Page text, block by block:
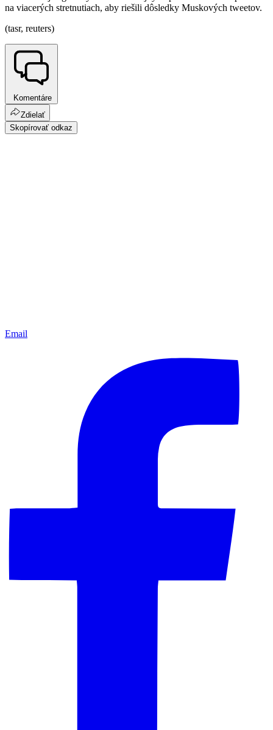
na viacerých stretnutiach, aby riešili dôsledky Muskových tweetov.
(tasr, reuters)
Komentáre
Zdielať
Skopírovať odkaz
Email